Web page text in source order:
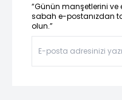
“Günün manşetlerini ve
sabah e-postanızdan
olun.”